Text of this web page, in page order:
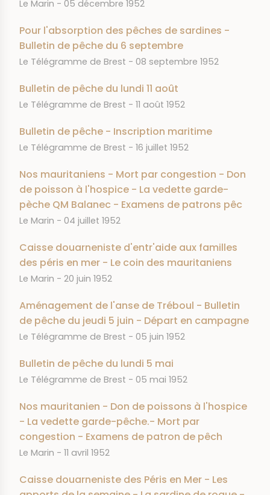
Le Marin 05 décembre 1952
Pour l'absorption des pêches de sardines -
Bulletin de pêche du 6 septembre
JOURNAL
Le Télégramme de Brest DATE
08 septembre 1952
Bulletin de pêche du lundi 11 août
JOURNAL
Le Télégramme de Brest DATE
11 août 1952
Bulletin de pêche - Inscription maritime
JOURNAL
Le Télégramme de Brest DATE
16 juillet 1952
Nos mauritaniens - Mort par congestion - Don
de poisson à l'hospice - La vedette garde-
pèche QM Balanec - Examens de patrons pêc
JOURNAL
Le Marin DATE
04 juillet 1952
Caisse douarneniste d'entr'aide aux familles
des péris en mer - Le coin des mauritaniens
JOURNAL
Le Marin DATE
20 juin 1952
Aménagement de l'anse de Tréboul - Bulletin
de pêche du jeudi 5 juin - Départ en campagne
JOURNAL
Le Télégramme de Brest DATE
05 juin 1952
Bulletin de pêche du lundi 5 mai
JOURNAL
Le Télégramme de Brest DATE
05 mai 1952
Nos mauritanien - Don de poissons à l'hospice
- La vedette garde-pêche.- Mort par
congestion - Examens de patron de pêch
JOURNAL
Le Marin DATE
11 avril 1952
Caisse douarneniste des Péris en Mer - Les